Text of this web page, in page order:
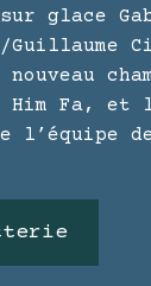
sur glace
Guillaume
Him Fa, et
l’équipe